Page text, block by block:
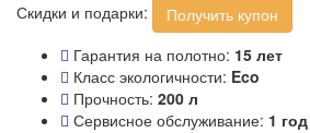
Скидки и подарки:
Получить купон
Гарантия на полотно: 15 лет
Класс экологичности: Eco
Прочность: 200 л
Сервисное обслуживание: 1 год